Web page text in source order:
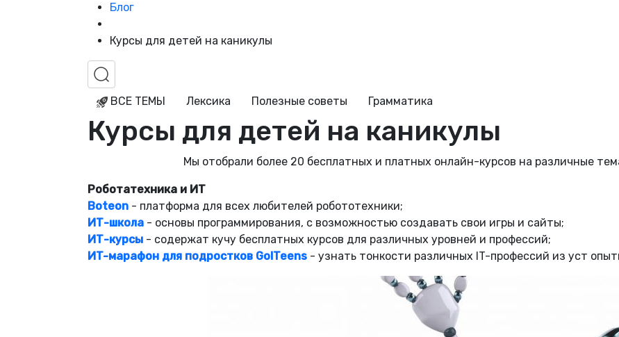
Блог
Курсы для детей на каникулы
ВСЕ ТЕМЫ Лексика Полезные советы Грамматика
Курсы для детей на каникулы
Мы отобрали более 20 бесплатных и платных онлайн-курсов на различные
Роботатехника и ИT
Boteon - платформа для всех любителей робототехники;
ИТ-школа - основы программирования, с возможностью создавать свои игры и сайты;
ИТ-курсы - содержат кучу бесплатных курсов для различных уровней и профессий;
ИT-марафон для подростков GoITeens - узнать тонкости различных IT-профессий из уст